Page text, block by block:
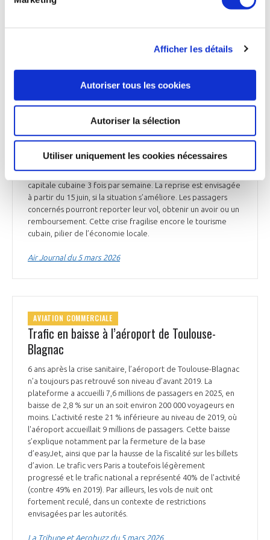
Afficher les détails
Autoriser tous les cookies
Autoriser la sélection
Utiliser uniquement les cookies nécessaires
AVIATION COMMERCIALE
Pénurie de carburant : Air France va
interrompre ses vols vers Cuba
Paris-Charles-de-Gaulle et La Havane en raison de la grave
pénurie de carburant qui frappe Cuba. L’île ne dispose plus
liée notamment aux restrictions américaines sur les livraisons
de pétrole vénézuélien. Jusqu’ici, Air France desservait la
capitale cubaine 3 fois par semaine. La reprise est envisagée
à partir du 15 juin, si la situation s’améliore. Les passagers
concernés pourront reporter leur vol, obtenir un avoir ou un
remboursement. Cette crise fragilise encore le tourisme
cubain, pilier de l’économie locale.
Air Journal du 5 mars 2026
AVIATION COMMERCIALE
Trafic en baisse à l’aéroport de Toulouse-
Blagnac
6 ans après la crise sanitaire, l’aéroport de Toulouse-Blagnac
n’a toujours pas retrouvé son niveau d’avant 2019. La
plateforme a accueilli 7,6 millions de passagers en 2025, en
baisse de 2,8 % sur un an soit environ 200 000 voyageurs en
moins. L'activité reste 21 % inférieure au niveau de 2019, où
l'aéroport accueillait 9 millions de passagers. Cette baisse
s’explique notamment par la fermeture de la base
d’easyJet, ainsi que par la hausse de la fiscalité sur les billets
d’avion. Le trafic vers Paris a toutefois légèrement
progressé et le trafic national a représenté 40% de l'activité
(contre 49% en 2019). Par ailleurs, les vols de nuit ont
fortement reculé, dans un contexte de restrictions
envisagées par les autorités.
La Tribune et Aerobuzz du 5 mars 2026